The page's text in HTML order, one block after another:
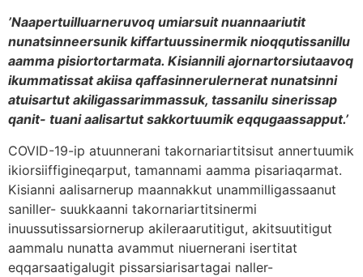
’Naapertuilluarneruvoq umiarsuit nuannaariutit
nunatsinneersunik kiffartuussinermik nioqqutissanillu
aamma pisiortortarmata. Kisiannili ajornartorsiutaavoq
ikummatissat akiisa qaffasinnerulernerat nunatsinni
atuisartut akiligassarimmassuk, tassanilu sinerissap
qanit- tuani aalisartut sakkortuumik eqqugaassapput.’
COVID-19-ip atuunnerani takornariartitsisut annertuumik
ikiorsiiffigineqarput, tamannami aamma pisariaqarmat.
Kisianni aalisarnerup maannakkut unammilligassaanut
saniller- suukkaanni takornariartitsinermi
inuussutissarsiornerup akileraarutitigut, akitsuutitigut
aammalu nunatta avammut niuernerani isertitat
eqqarsaatigalugit pissarsiarisartagai naller-